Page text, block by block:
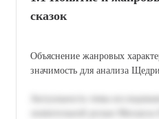
сказок
Объяснение жанровых
значимость для анализа